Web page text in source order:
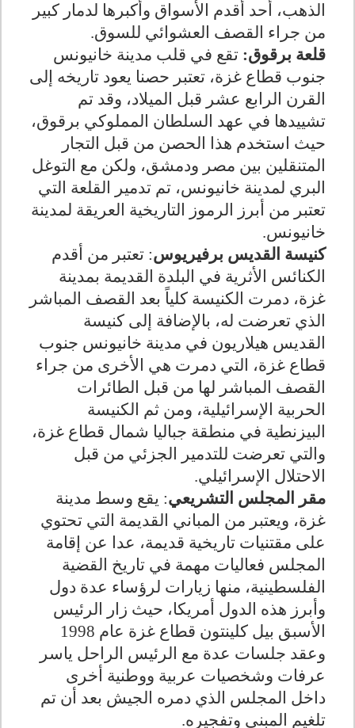
الذهب، أحد أقدم الأسواق وأكبرها لدمار كبير
من جراء القصف العشوائي للسوق.
قلعة برقوق: تقع في قلب مدينة خانيونس
جنوب قطاع غزة، تعتبر حصنا يعود تاريخه إلى
القرن الرابع عشر قبل الميلاد، وقد تم
تشييدها في عهد السلطان المملوكي برقوق،
حيث استخدم هذا الحصن من قبل التجار
المتنقلين بين مصر ودمشق، ولكن مع التوغل
البري لمدينة خانيونس، تم تدمير القلعة التي
تعتبر من أبرز الرموز التاريخية العريقة لمدينة
خانيونس.
كنيسة القديس برفيريوس: تعتبر من أقدم
الكنائس الأثرية في البلدة القديمة بمدينة
غزة، دمرت الكنيسة كلياً بعد القصف المباشر
الذي تعرضت له، بالإضافة إلى كنيسة
القديس هيلاريون في مدينة خانيونس جنوب
قطاع غزة، التي دمرت هي الأخرى من جراء
القصف المباشر لها من قبل الطائرات
الحربية الإسرائيلية، ومن ثم الكنيسة
البيزنطية في منطقة جباليا شمال قطاع غزة،
والتي تعرضت للتدمير الجزئي من قبل
الاحتلال الإسرائيلي.
مقر المجلس التشريعي: يقع وسط مدينة
غزة، ويعتبر من المباني القديمة التي تحتوي
على مقتنيات تاريخية قديمة، عدا عن إقامة
المجلس فعاليات مهمة في تاريخ القضية
الفلسطينية، منها زيارات لرؤساء عدة دول
وأبرز هذه الدول أمريكا، حيث زار الرئيس
الأسبق بيل كلينتون قطاع غزة عام 1998
وعقد جلسات عدة مع الرئيس الراحل ياسر
عرفات وشخصيات عربية ووطنية أخرى
داخل المجلس الذي دمره الجيش بعد أن تم
تلغيم المبنى وتفجيره.